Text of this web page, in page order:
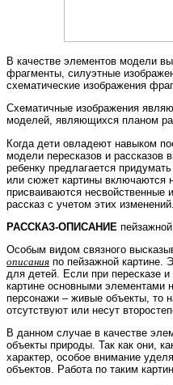
В качестве элементов модели
фрагменты, силуэтные
схематические изображения
Схематичные изображения
моделей, являющихся планом
Когда дети овладеют навыком
модели пересказов и рассказов
ребенку предлагается
или сюжет картины включаются
присваиваются несвойственные
рассказ с учетом этих изменений.
РАССКАЗ-ОПИСАНИЕ
Особым видом связного
описания по пейзажной картине.
для детей. Если при пересказе
картине основными элементами
персонажи – живые объекты, то
отсутствуют или несут
В данном случае в качестве
объекты природы. Так как они,
характер, особое внимание
объектов. Работа по таким